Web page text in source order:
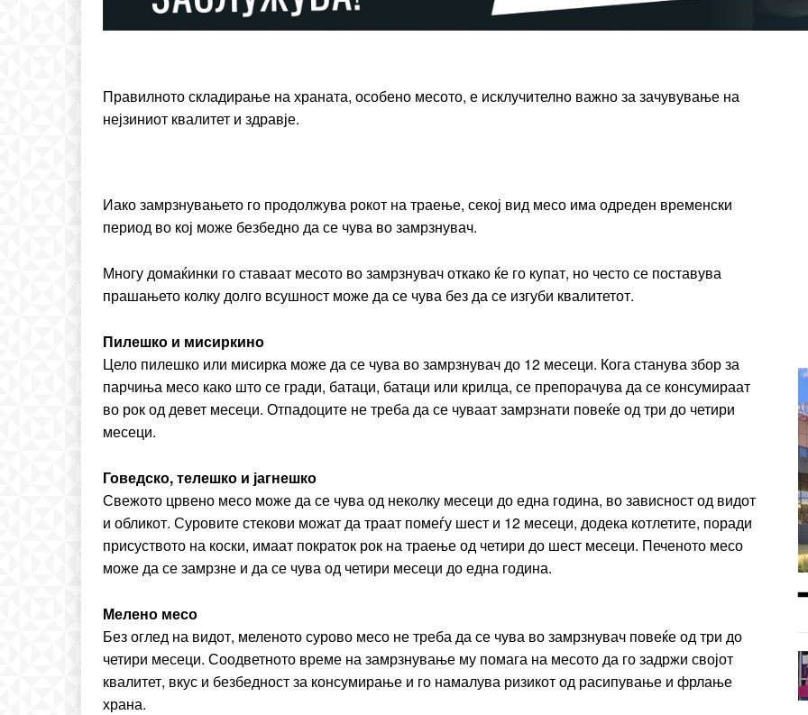
ИЗБЕРЕТЕ ПЛАН
Etiam est nibh, lobortis sit
Praesent euismod ac
Orci varius natoque dolor
Praesent euismod ac
Orci varius natoque dolor
Правилното складирање на храната, особено месото, е исклучително важно за зачувување на
нејзиниот квалитет и здравје.
Иако замрзнувањето го продолжува рокот на траење, секој вид месо има одреден временски
период во кој може безбедно да се чува во замрзнувач.
Многу домаќинки го ставаат месото во замрзнувач откако ќе го купат, но често се поставува
прашањето колку долго всушност може да се чува без да се изгуби квалитетот.
Пилешко и мисиркино
Цело пилешко или мисирка може да се чува во замрзнувач до 12 месеци. Кога станува збор за
парчиња месо како што се гради, батаци, батаци или крилца, се препорачува да се консумираат
во рок од девет месеци. Отпадоците не треба да се чуваат замрзнати повеќе од три до четири
месеци.
Говедско, телешко и јагнешко
Свежото црвено месо може да се чува од неколку месеци до една година, во зависност од видот
и обликот. Суровите стекови можат да траат помеѓу шест и 12 месеци, додека котлетите, поради
присуството на коски, имаат пократок рок на траење од четири до шест месеци. Печеното месо
може да се замрзне и да се чува од четири месеци до една година.
Мелено месо
Без оглед на видот, меленото сурово месо не треба да се чува во замрзнувач повеќе од три до
четири месеци. Соодветното време на замрзнување му помага на месото да го задржи својот
квалитет, вкус и безбедност за консумирање и го намалува ризикот од расипување и фрлање
храна.